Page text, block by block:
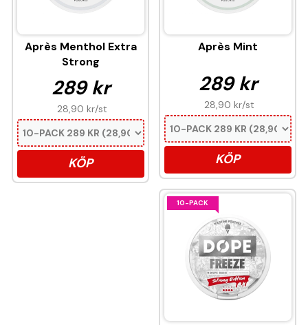
Après Menthol Extra
Strong
289 kr
28,90 kr/st
KÖP
Après Mint
289 kr
28,90 kr/st
KÖP
10-PACK